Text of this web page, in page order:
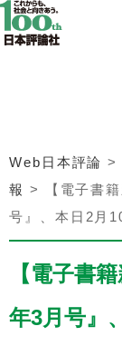
Web日本評論 >
報 >
【電子書
号』、本日2月
【電子書
年3月号』